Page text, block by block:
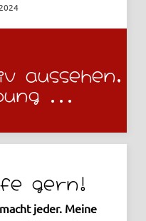
aussehen,
...
gern!
jeder. Meine